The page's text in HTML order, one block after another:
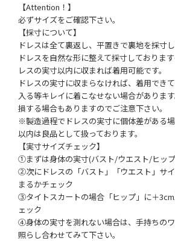
【Attention！】
必ずサイズをご確認下さい。
【採寸について】
ドレスは全て裏返し、平置きで裏地を採寸し
ドレスを自然な形に整えて採寸しておりま
レスの実寸以内に収まれば着用可能です。
ドレスの実寸に収まらなければ、着用でき
入る等キレイに着こなせない場合がありま
損する場合もありますのでご注意下さい。
※製造過程でドレスの実寸に個体差がある
以内は良品として扱っております。
【実寸サイズチェック】
①まずは身体の実寸(バスト/ウエスト/ヒッ
②次にドレスの「バスト」「ウエスト」サ
まるかチェック
③タイトスカートの場合「ヒップ」に＋
ェック
④身体の実寸を測れない場合は、手持ちの
照らし合わせてみて下さい。